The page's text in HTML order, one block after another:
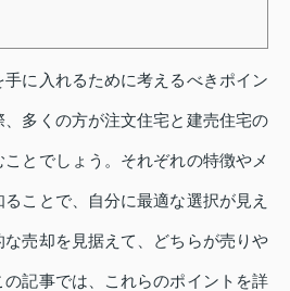
に入れるために考えるべきポイン
、多くの方が注文住宅と建売住宅の
とでしょう。それぞれの特徴やメ
ことで、自分に最適な選択が見え
売却を見据えて、どちらが売りや
記事では、これらのポイントを詳